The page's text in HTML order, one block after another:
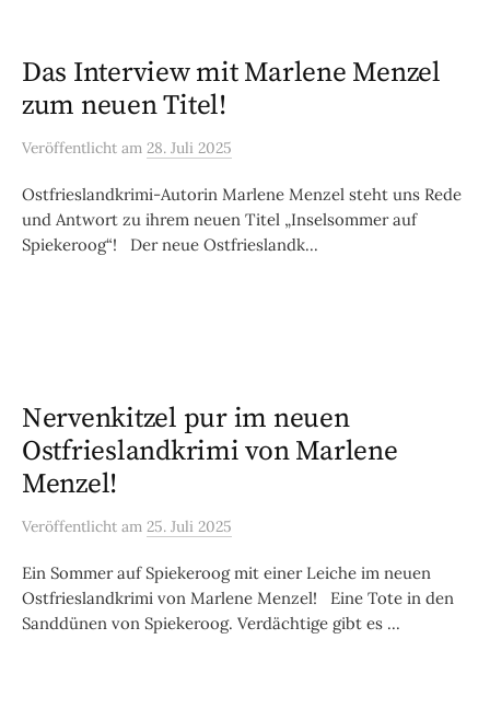
Das Interview mit Marlene Menzel
zum neuen Titel!
Veröffentlicht am 28. Juli 2025
Ostfrieslandkrimi-Autorin Marlene Menzel steht uns Rede
und Antwort zu ihrem neuen Titel „Inselsommer auf
Spiekeroog“! Der neue Ostfrieslandk...
Nervenkitzel pur im neuen
Ostfrieslandkrimi von Marlene
Menzel!
Veröffentlicht am 25. Juli 2025
Ein Sommer auf Spiekeroog mit einer Leiche im neuen
Ostfrieslandkrimi von Marlene Menzel! Eine Tote in den
Sanddünen von Spiekeroog. Verdächtige gibt es ...